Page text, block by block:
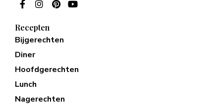
Recepten
Bijgerechten
Diner
Hoofdgerechten
Lunch
Nagerechten